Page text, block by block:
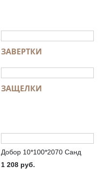
ЗАВЕРТКИ
ЗАЩЕЛКИ
Добор 10*100*2070 Санд
1 208 руб.